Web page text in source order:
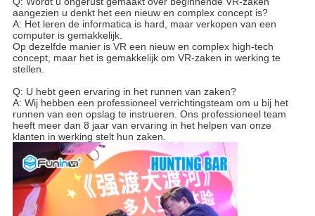
aangezien u denkt het een nieuw en complex concept is?
A: Het leren de informatica is hard, maar verkopen van een
computer is gemakkelijk.
Op dezelfde manier is VR een nieuw en complex high-tech
concept, maar het is gemakkelijk om VR-zaken in werking te
stellen.
Q: U hebt geen ervaring in het runnen van zaken?
A: Wij hebben een professioneel verrichtingsteam om u bij het
runnen van een opslag te instrueren. Ons professioneel team
heeft meer dan 8 jaar van ervaring in het helpen van onze
klanten in werking stelt hun zaken.